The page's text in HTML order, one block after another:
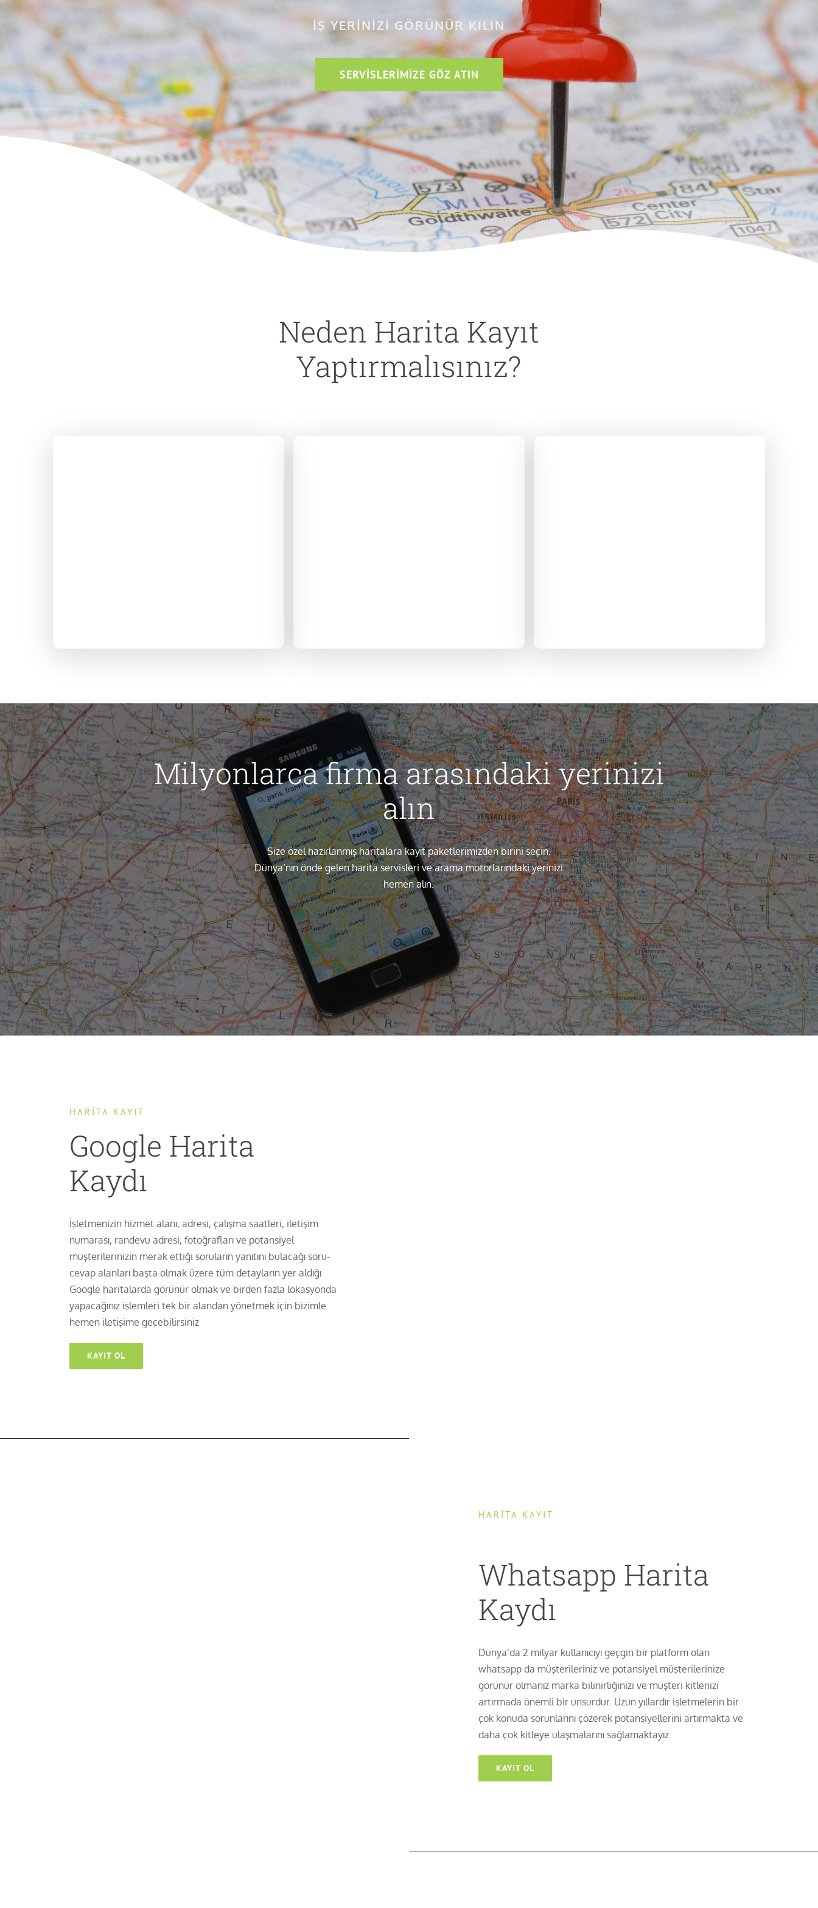
İŞ YERİNİZİ GÖRÜNÜR KILIN
SERVISLERIMIZE GÖZ ATIN
Neden Harita Kayıt
Yaptırmalısınız?
Milyonlarca firma arasındaki yerinizi
alın
Size özel hazırlanmış haritalara kayıt paketlerimizden birini seçin.
Dünya’nın önde gelen harita servisleri ve arama motorlarındaki yerinizi
hemen alın.
HARİTA KAYIT
Google Harita
Kaydı
İşletmenizin hizmet alanı, adresi, çalışma saatleri, iletişim
numarası, randevu adresi, fotoğrafları ve potansiyel
müşterilerinizin merak ettiği soruların yanıtını bulacağı soru-
cevap alanları başta olmak üzere tüm detayların yer aldığı
Google haritalarda görünür olmak ve birden fazla lokasyonda
yapacağınız işlemleri tek bir alandan yönetmek için bizimle
hemen iletişime geçebilirsiniz
KAYIT OL
HARİTA KAYIT
Whatsapp Harita
Kaydı
Dünya’da 2 milyar kullanıcıyı geçgin bir platform olan
whatsapp da müşterileriniz ve potansiyel müşterilerinize
görünür olmanız marka bilinirliğinizi ve müşteri kitlenizi
artırmada önemli bir unsurdur. Uzun yıllardır işletmelerin bir
çok konuda sorunlarını çözerek potansiyellerini artırmakta ve
daha çok kitleye ulaşmalarını sağlamaktayız.
KAYIT OL